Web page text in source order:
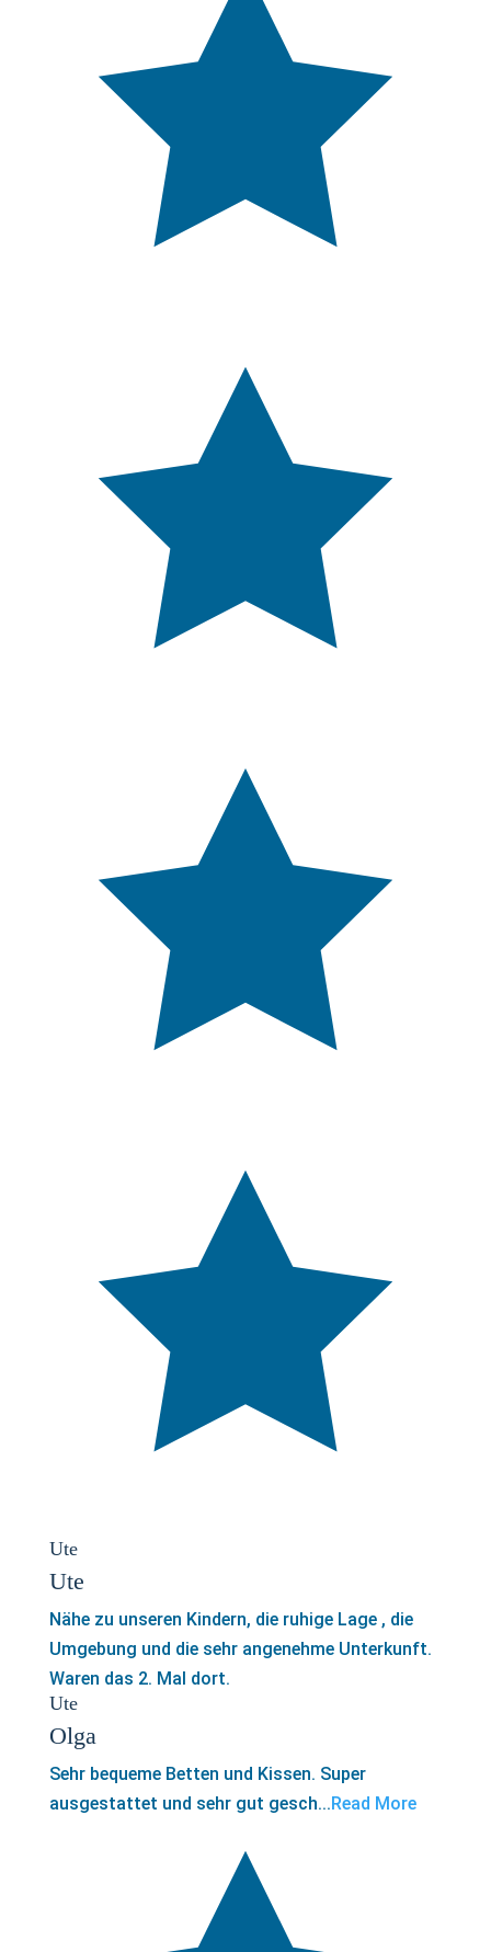
Ute
Ute
Nähe zu unseren Kindern, die ruhige Lage , die
Umgebung und die sehr angenehme Unterkunft.
Waren das 2. Mal dort.
Ute
Olga
Sehr bequeme Betten und Kissen. Super
ausgestattet und sehr gut gesch...Read More